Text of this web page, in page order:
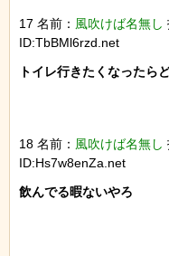
17 名前： 風吹けば名無し
ID:TbBMl6rzd.net
トイレ行きたくなったら
18 名前： 風吹けば名無し
ID:Hs7w8enZa.net
飲んでる暇ないやろ